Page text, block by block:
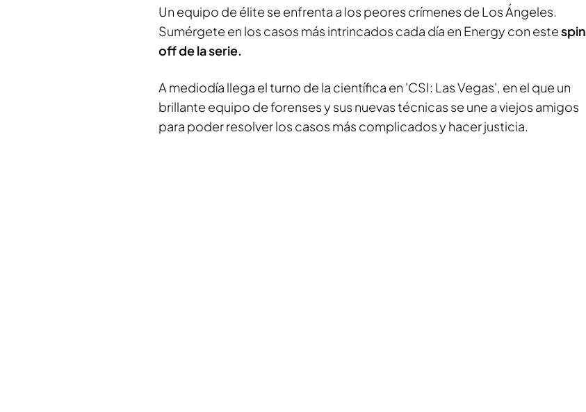
Un equipo de élite se enfrenta a los peores crímenes de Los Ángeles.
Sumérgete en los casos más intrincados cada día en Energy con estespin
off de la serie.
A mediodía llega el turno de la científica en 'CSI: Las Vegas', en el que un
brillante equipo de forenses y sus nuevas técnicas se une a viejos amigos
para poder resolver los casos más complicados y hacer justicia.